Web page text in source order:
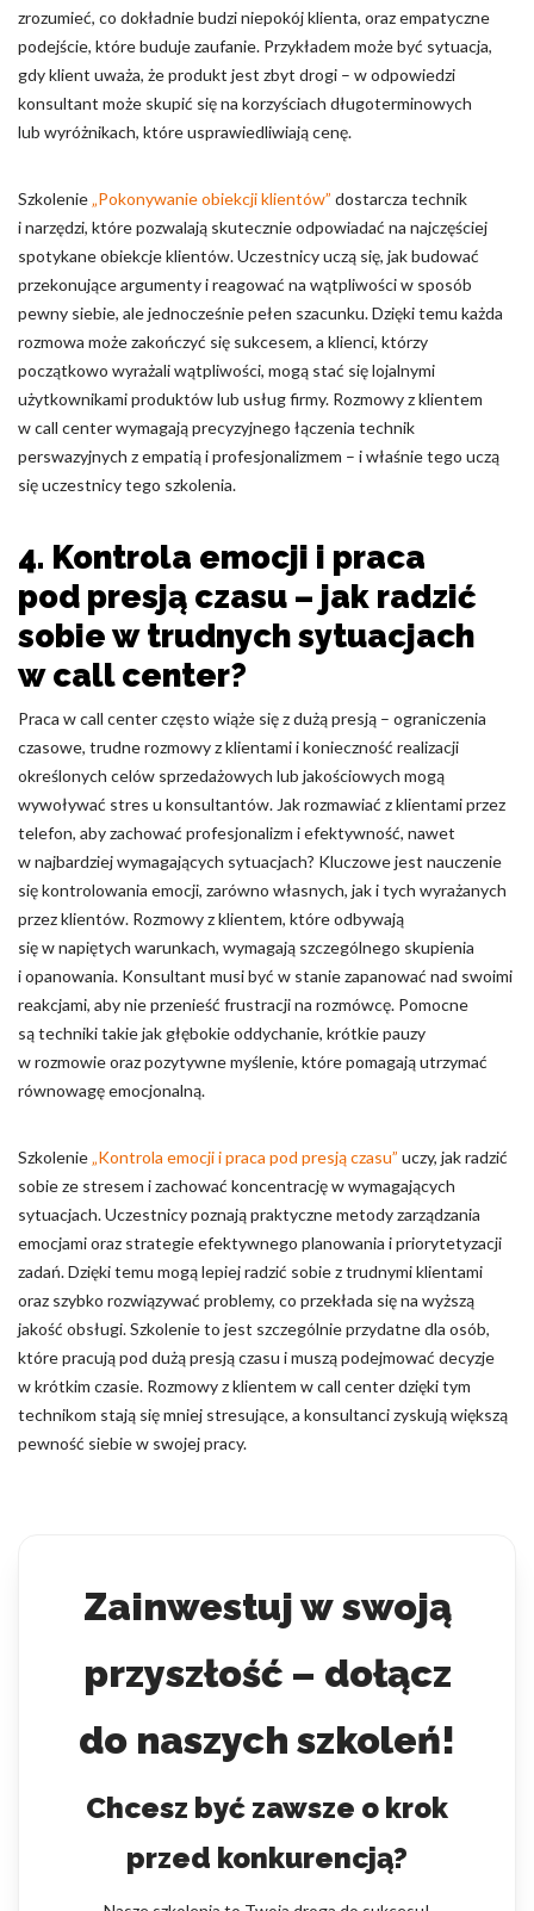
zrozumieć, co dokładnie budzi niepokój klienta, oraz empatyczne
podejście, które buduje zaufanie. Przykładem może być sytuacja,
gdy klient uważa, że produkt jest zbyt drogi – w odpowiedzi
konsultant może skupić się na korzyściach długoterminowych
lub wyróżnikach, które usprawiedliwiają cenę.
Szkolenie„Pokonywanie obiekcji klientów” dostarcza technik
i narzędzi, które pozwalają skutecznie odpowiadać na najczęściej
spotykane obiekcje klientów. Uczestnicy uczą się, jak budować
przekonujące argumenty i reagować na wątpliwości w sposób
pewny siebie, ale jednocześnie pełen szacunku. Dzięki temu każda
rozmowa może zakończyć się sukcesem, a klienci, którzy
początkowo wyrażali wątpliwości, mogą stać się lojalnymi
użytkownikami produktów lub usług firmy. Rozmowy z klientem
w call center wymagają precyzyjnego łączenia technik
perswazyjnych z empatią i profesjonalizmem – i właśnie tego uczą
się uczestnicy tego szkolenia.
4. Kontrola emocji i praca
pod presją czasu – jak radzić
sobie w trudnych sytuacjach
w call center?
Praca w call center często wiąże się z dużą presją – ograniczenia
czasowe, trudne rozmowy z klientami i konieczność realizacji
określonych celów sprzedażowych lub jakościowych mogą
wywoływać stres u konsultantów. Jak rozmawiać z klientami przez
telefon, aby zachować profesjonalizm i efektywność, nawet
w najbardziej wymagających sytuacjach? Kluczowe jest nauczenie
się kontrolowania emocji, zarówno własnych, jak i tych wyrażanych
przez klientów. Rozmowy z klientem, które odbywają
się w napiętych warunkach, wymagają szczególnego skupienia
i opanowania. Konsultant musi być w stanie zapanować nad swoimi
reakcjami, aby nie przenieść frustracji na rozmówcę. Pomocne
są techniki takie jak głębokie oddychanie, krótkie pauzy
w rozmowie oraz pozytywne myślenie, które pomagają utrzymać
równowagę emocjonalną.
Szkolenie„Kontrola emocji i praca pod presją czasu” uczy, jak radzić
sobie ze stresem i zachować koncentrację w wymagających
sytuacjach. Uczestnicy poznają praktyczne metody zarządzania
emocjami oraz strategie efektywnego planowania i priorytetyzacji
zadań. Dzięki temu mogą lepiej radzić sobie z trudnymi klientami
oraz szybko rozwiązywać problemy, co przekłada się na wyższą
jakość obsługi. Szkolenie to jest szczególnie przydatne dla osób,
które pracują pod dużą presją czasu i muszą podejmować decyzje
w krótkim czasie. Rozmowy z klientem w call center dzięki tym
technikom stają się mniej stresujące, a konsultanci zyskują większą
pewność siebie w swojej pracy.
Zainwestuj w swoją
przyszłość – dołącz
do naszych szkoleń!
Chcesz być zawsze o krok
przed konkurencją?